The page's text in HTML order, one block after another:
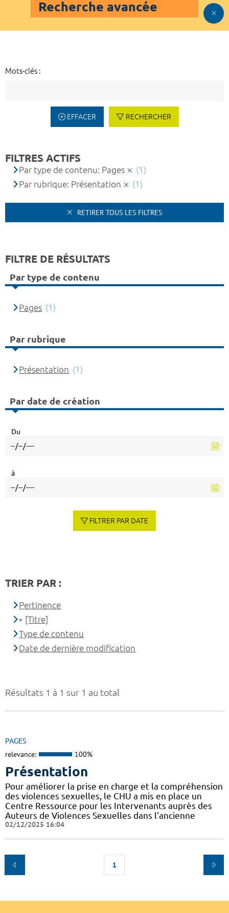
Recherche avancée
Mots-clés :
EFFACER RECHERCHER
Résultats 1 à 1 sur 1 au total
PAGES
relevance: 100%
Présentation
Pour améliorer la prise en charge et la compréhension
des violences sexuelles, le CHU a mis en place un
Centre Ressource pour les Intervenants auprès des
Auteurs de Violences Sexuelles dans l'ancienne
02/12/2025 16:04
1
FILTRES ACTIFS
Par type de contenu: Pages
(1)
Par rubrique: Présentation
(1)
RETIRER TOUS LES FILTRES
FILTRE DE RÉSULTATS
Par type de contenu
Pages (1)
Par rubrique
Présentation (1)
Par date de création
Du
à
FILTRER PAR DATE
TRIER PAR :
Pertinence
[Titre]
Type de contenu
Date de dernière modification